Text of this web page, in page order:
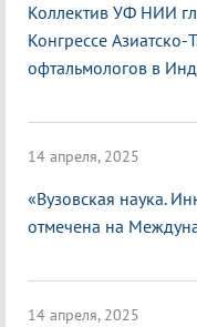
Коллектив УФ НИИ
Конгрессе
офтальмологов в
14 апреля, 2025
«Вузовская наука.
отмечена на
14 апреля, 2025